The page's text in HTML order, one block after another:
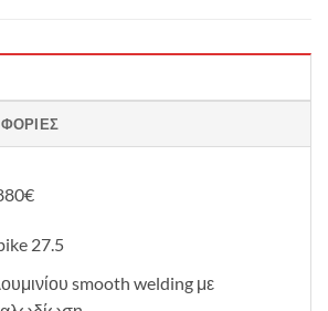
27.5
smooth welding με